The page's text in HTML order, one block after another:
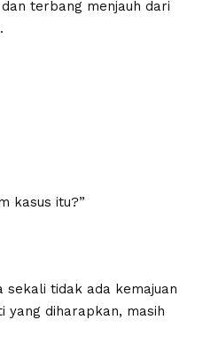
terbang menjauh dari
kasus itu?”
sekali tidak ada kemajuan
yang diharapkan, masih